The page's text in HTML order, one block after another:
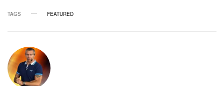
TAGS FEATURED